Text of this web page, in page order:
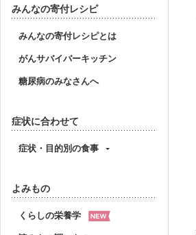
みんなの寄付レシピ
みんなの寄付レシピとは
がんサバイバーキッチン
糖尿病のみなさんへ
症状に合わせて
症状・目的別の食事
よみもの
くらしの栄養学